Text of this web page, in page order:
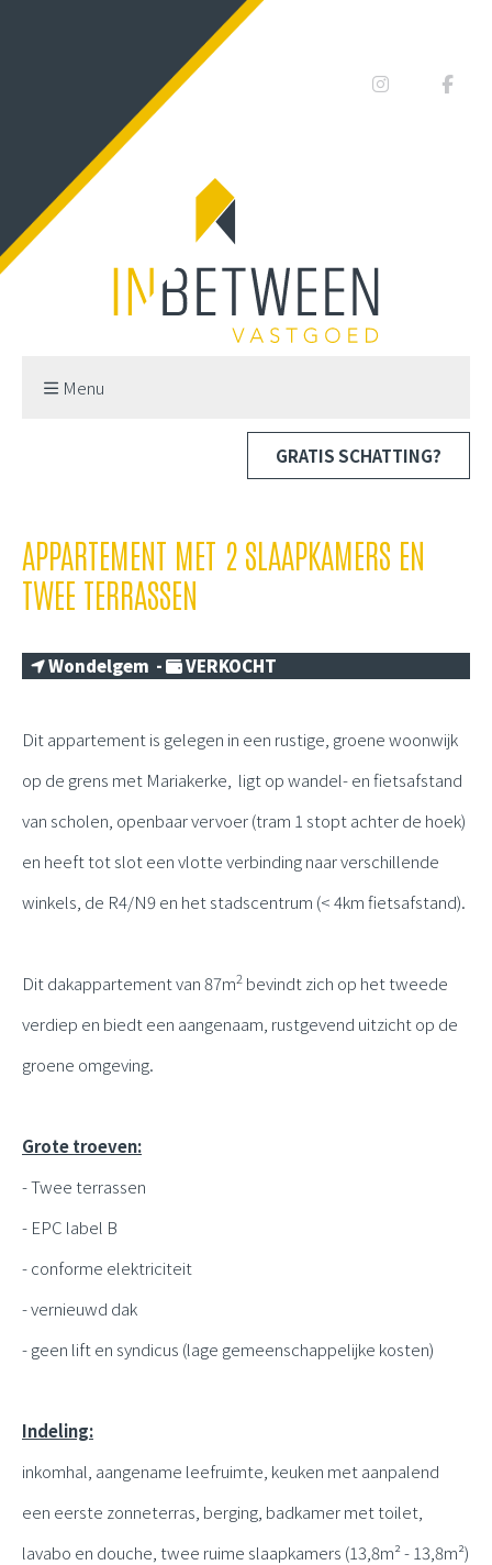
Menu
GRATIS SCHATTING?
APPARTEMENT MET 2 SLAAPKAMERS EN
TWEE TERRASSEN
Wondelgem - VERKOCHT
Dit appartement is gelegen in een rustige, groene woonwijk
op de grens met Mariakerke, ligt op wandel- en fietsafstand
van scholen, openbaar vervoer (tram 1 stopt achter de hoek)
en heeft tot slot een vlotte verbinding naar verschillende
winkels, de R4/N9 en het stadscentrum (< 4km fietsafstand).
Dit dakappartement van 87m2 bevindt zich op het tweede
verdiep en biedt een aangenaam, rustgevend uitzicht op de
groene omgeving.
Grote troeven:
- Twee terrassen
- EPC label B
- conforme elektriciteit
- vernieuwd dak
- geen lift en syndicus (lage gemeenschappelijke kosten)
Indeling:
inkomhal, aangename leefruimte, keuken met aanpalend
een eerste zonneterras, berging, badkamer met toilet,
lavabo en douche, twee ruime slaapkamers (13,8m² - 13,8m²)